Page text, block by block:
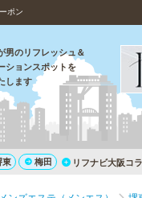
ポン
男のリフレッシュ＆
ションスポットを
します
東 梅田 リフナビ大阪コ